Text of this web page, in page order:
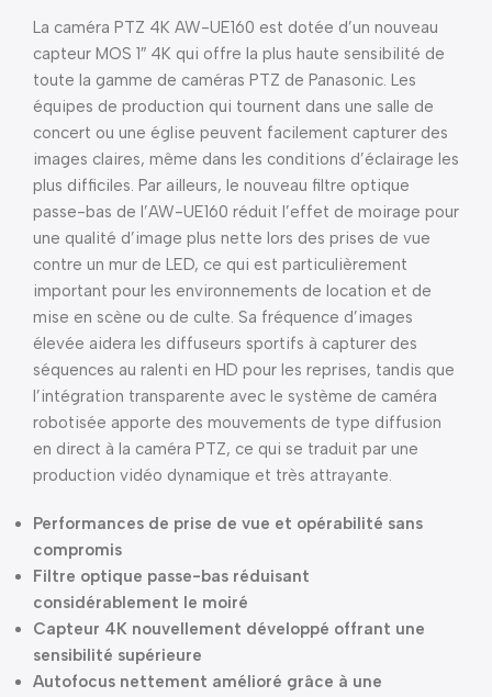
La caméra PTZ 4K AW-UE160 est dotée d’un nouveau
capteur MOS 1″ 4K qui offre la plus haute sensibilité de
toute la gamme de caméras PTZ de Panasonic. Les
équipes de production qui tournent dans une salle de
concert ou une église peuvent facilement capturer des
images claires, même dans les conditions d’éclairage les
plus difficiles. Par ailleurs, le nouveau filtre optique
passe-bas de l’AW-UE160 réduit l’effet de moirage pour
une qualité d’image plus nette lors des prises de vue
contre un mur de LED, ce qui est particulièrement
important pour les environnements de location et de
mise en scène ou de culte. Sa fréquence d’images
élevée aidera les diffuseurs sportifs à capturer des
séquences au ralenti en HD pour les reprises, tandis que
l’intégration transparente avec le système de caméra
robotisée apporte des mouvements de type diffusion
en direct à la caméra PTZ, ce qui se traduit par une
production vidéo dynamique et très attrayante.
Performances de prise de vue et opérabilité sans
compromis
Filtre optique passe-bas réduisant
considérablement le moiré
Capteur 4K nouvellement développé offrant une
sensibilité supérieure
Autofocus nettement amélioré grâce à une